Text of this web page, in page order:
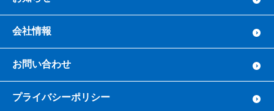
会社情報
お問い合わせ
プライバシーポリシー